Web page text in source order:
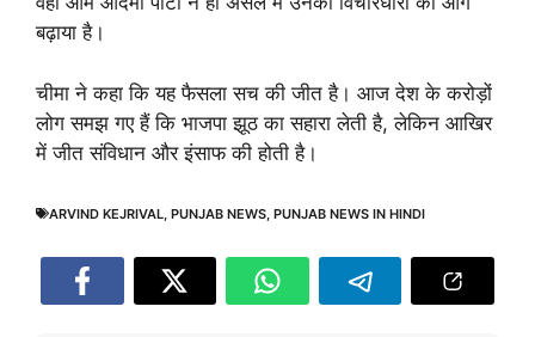
बढ़ाया है।
चीमा ने कहा कि यह फैसला सच की जीत है। आज देश के करोड़ों
लोग समझ गए हैं कि भाजपा झूठ का सहारा लेती है, लेकिन आखिर
में जीत संविधान और इंसाफ की होती है।
ARVIND KEJRIVAL PUNJAB NEWS PUNJAB NEWS IN HINDI